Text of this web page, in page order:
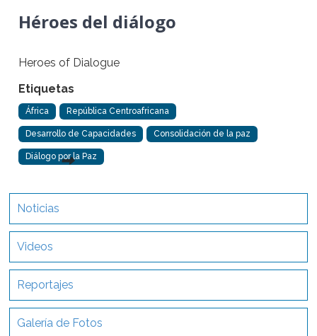
Héroes del diálogo
Heroes of Dialogue
Etiquetas
África República Centroafricana
Desarrollo de Capacidades Consolidación de la paz
Diálogo por la Paz
Noticias
Videos
Reportajes
Galería de Fotos